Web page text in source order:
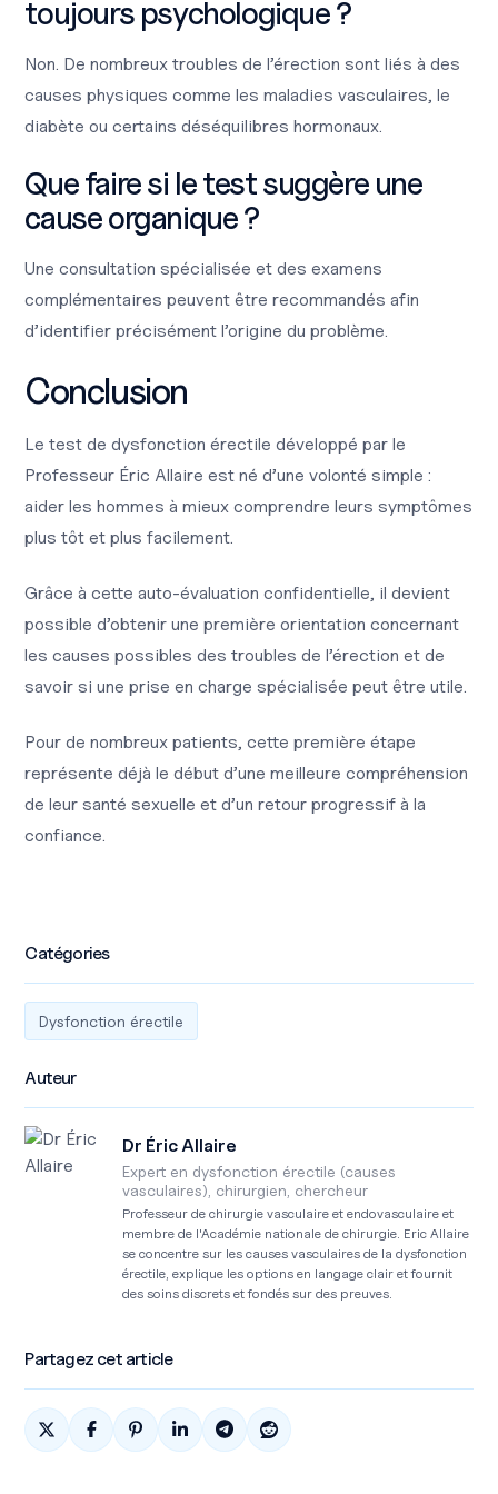
toujours psychologique ?
Non. De nombreux troubles de l’érection sont liés à des
causes physiques comme les maladies vasculaires, le
diabète ou certains déséquilibres hormonaux.
Que faire si le test suggère une
cause organique ?
Une consultation spécialisée et des examens
complémentaires peuvent être recommandés afin
d’identifier précisément l’origine du problème.
Conclusion
Le test de dysfonction érectile développé par le
Professeur Éric Allaire est né d’une volonté simple :
aider les hommes à mieux comprendre leurs symptômes
plus tôt et plus facilement.
Grâce à cette auto-évaluation confidentielle, il devient
possible d’obtenir une première orientation concernant
les causes possibles des troubles de l’érection et de
savoir si une prise en charge spécialisée peut être utile.
Pour de nombreux patients, cette première étape
représente déjà le début d’une meilleure compréhension
de leur santé sexuelle et d’un retour progressif à la
confiance.
Catégories
Dysfonction érectile
Auteur
Dr Éric Allaire
Expert en dysfonction érectile (causes
vasculaires), chirurgien, chercheur
Professeur de chirurgie vasculaire et endovasculaire et
membre de l'Académie nationale de chirurgie. Eric Allaire
se concentre sur les causes vasculaires de la dysfonction
érectile, explique les options en langage clair et fournit
des soins discrets et fondés sur des preuves.
Partagez cet article
Partager sur X
Partagez sur Facebook
Partagez sur Pinterest
Partagez sur Linkedin
Partager sur Telegram
Partagez sur Reddit